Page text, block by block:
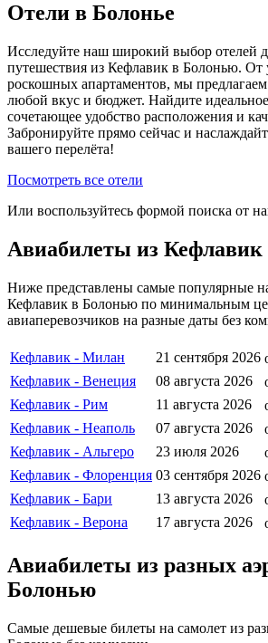
Отели в Болонье
Исследуйте наш широкий выбор отелей
путешествия из Кефлавик в Болонью.
роскошных апартаментов, мы
любой вкус и бюджет. Найдите
сочетающее удобство расположения и
Забронируйте прямо сейчас и
вашего перелёта!
Посмотреть все отели
Или воспользуйтесь формой поиска от
Авиабилеты из
Ниже представлены самые популярные
Кефлавик в Болонью по минимальным
авиаперевозчиков на разные даты без
Кефлавик - Милан 21 сентября 2026
Кефлавик - Венеция
08 августа 2026
Кефлавик - Рим
11 августа 2026
Кефлавик - Неаполь
07 августа 2026
Кефлавик - Альгеро
23 июля 2026
Кефлавик - Флоренция 03 сентября 2026
Кефлавик - Бари
13 августа 2026
Кефлавик - Верона
17 августа 2026
Авиабилеты из разных
Болонью
Самые дешевые билеты на самолет из